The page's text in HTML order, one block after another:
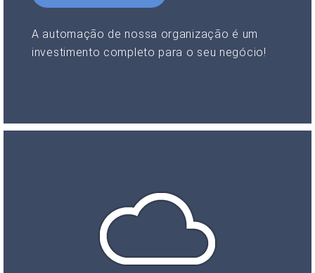
A automação de nossa organização é um
investimento completo para o seu negócio!